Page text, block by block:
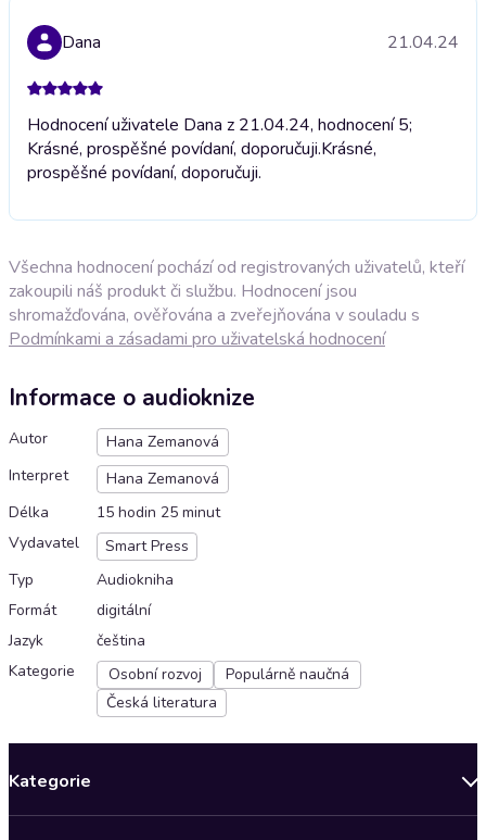
Dana 21.04.24
Hodnocení uživatele Dana z 21.04.24, hodnocení 5;
Krásné, prospěšné povídaní, doporučuji.Krásné,
prospěšné povídaní, doporučuji.
Všechna hodnocení pochází od registrovaných uživatelů, kteří
zakoupili náš produkt či službu. Hodnocení jsou
shromažďována, ověřována a zveřejňována v souladu s
Podmínkami a zásadami pro uživatelská hodnocení
Informace o audioknize
Autor
Hana Zemanová
Interpret
Hana Zemanová
Délka
15 hodin 25 minut
Vydavatel
Smart Press
Typ
Audiokniha
Formát
digitální
Jazyk
čeština
Kategorie
Osobní rozvoj
Populárně naučná
Česká literatura
Kategorie